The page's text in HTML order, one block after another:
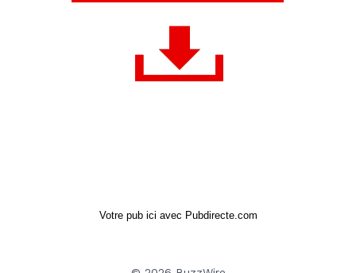
Votre pub ici avec Pubdirecte.com